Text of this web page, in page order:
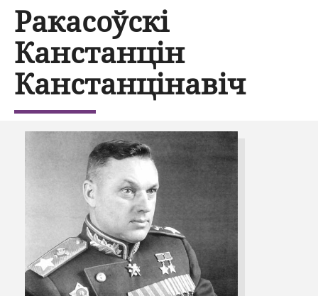
Ракасоўскі
Канстанцін
Канстанцінавіч